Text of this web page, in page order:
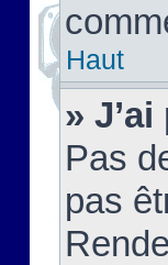
Haut
»
Pas
pas